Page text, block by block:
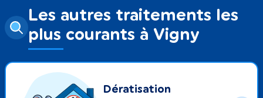
Les autres traitements les
plus courants à Vigny
Dératisation